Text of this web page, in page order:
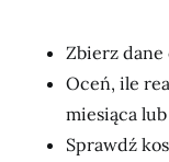
Zbierz dane
Oceń, ile
miesiąca
Sprawdź